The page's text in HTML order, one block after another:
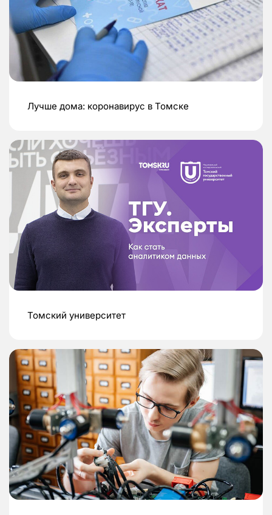
Лучше дома: коронавирус в Томске
Томский университет